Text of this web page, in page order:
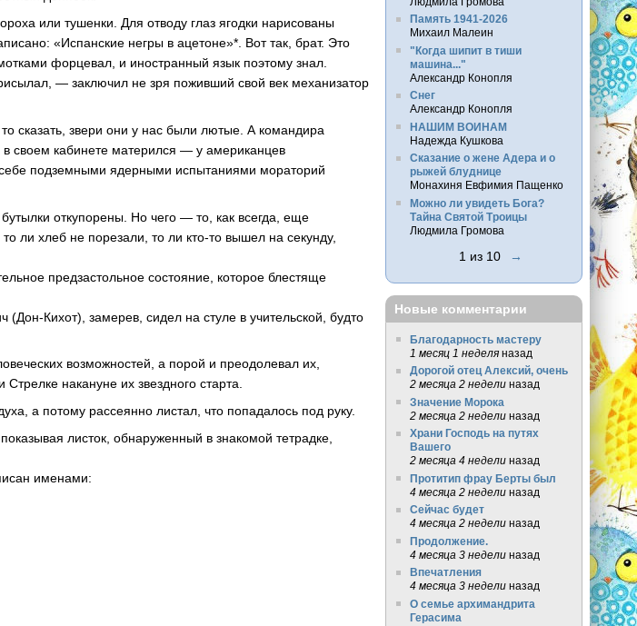
или тушенки. Для отводу глаз ягодки нарисованы
«Испанские негры в ацетоне»*. Вот так, брат. Это
форцевал, и иностранный язык поэтому знал.
— заключил не зря поживший свой век механизатор
сказать, звери они у нас были лютые. А командира
в своем кабинете матерился — у американцев
подземными ядерными испытаниями мораторий
откупорены. Но чего — то, как всегда, еще
ли хлеб не порезали, то ли кто-то вышел на секунду,
предзастольное состояние, которое блестяще
Кихот), замерев, сидел на стуле в учительской, будто
возможностей, а порой и преодолевал их,
накануне их звездного старта.
а потому рассеянно листал, что попадалось под руку.
листок, обнаруженный в знакомой тетрадке,
именами:
Память 1941-2026
Михаил Малеин
"Когда шипит в тиши
машина..."
Александр Конопля
Снег
Александр Конопля
НАШИМ ВОИНАМ
Надежда Кушкова
Сказание о жене Адера и о
рыжей блуднице
Монахиня Евфимия Пащенко
Можно ли увидеть Бога?
Тайна Святой Троицы
Людмила Громова
1 из 10 →
Новые комментарии
Благодарность мастеру
1 месяц 1 неделяназад
Дорогой отец Алексий, очень
2 месяца 2 неделиназад
Значение Морока
2 месяца 2 неделиназад
Храни Господь на путях
Вашего
2 месяца 4 неделиназад
Протитип фрау Берты был
4 месяца 2 неделиназад
Сейчас будет
4 месяца 2 неделиназад
Продолжение.
4 месяца 3 неделиназад
Впечатления
4 месяца 3 неделиназад
О семье архимандрита
Герасима